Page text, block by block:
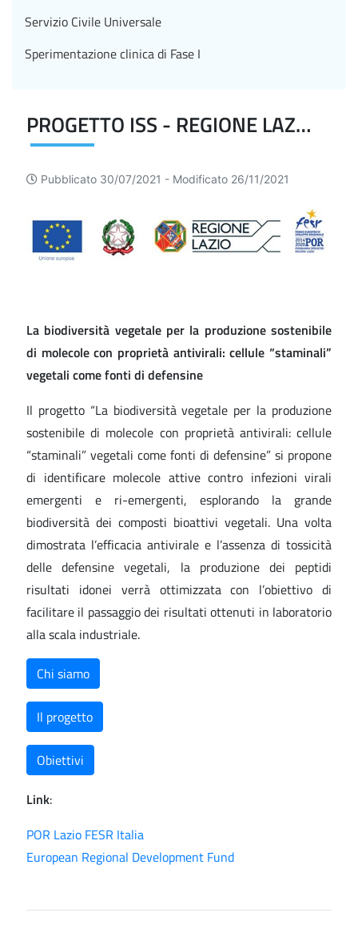
PROGETTO ISS - REGIONE LAZIO - UNIVERSITA' CAMPUS BIOMEDICO
Pubblicato 30/07/2021 - Modificato 26/11/2021
La biodiversità vegetale per la produzione sostenibile
di molecole con proprietà antivirali: cellule “staminali”
vegetali come fonti di defensine
Il progetto “La biodiversità vegetale per la produzione
sostenibile di molecole con proprietà antivirali: cellule
“staminali” vegetali come fonti di defensine” si propone
di identificare molecole attive contro infezioni virali
emergenti e ri-emergenti, esplorando la grande
biodiversità dei composti bioattivi vegetali. Una volta
dimostrata l’efficacia antivirale e l’assenza di tossicità
delle defensine vegetali, la produzione dei peptidi
risultati idonei verrà ottimizzata con l’obiettivo di
facilitare il passaggio dei risultati ottenuti in laboratorio
alla scala industriale.
Chi siamo
Il progetto
Obiettivi
Link:
POR Lazio FESR Italia
European Regional Development Fund
Servizio Civile Universale
Sperimentazione clinica di Fase I